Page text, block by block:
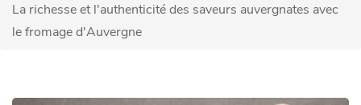
La richesse et l'authenticité des saveurs auvergnates avec
le fromage d'Auvergne